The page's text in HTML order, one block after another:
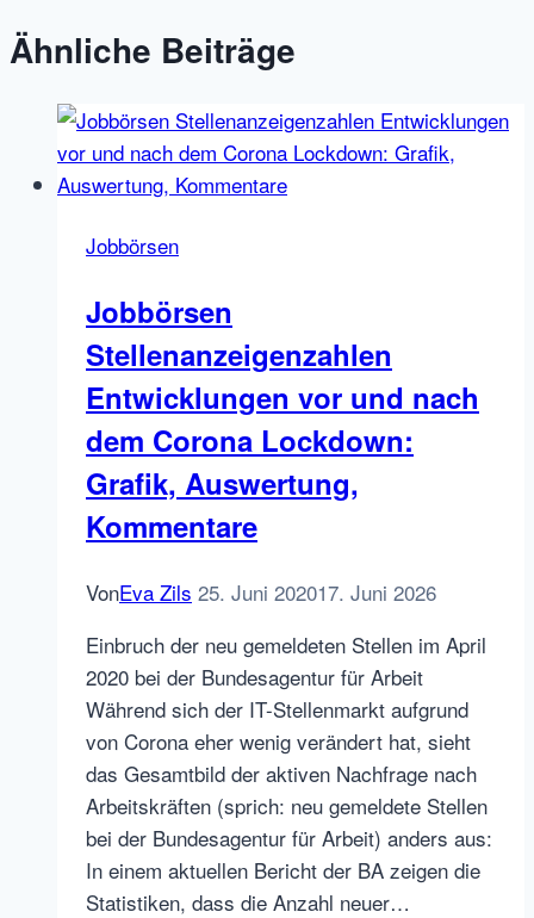
Ähnliche Beiträge
Jobbörsen
Jobbörsen
Stellenanzeigenzahlen
Entwicklungen vor und nach
dem Corona Lockdown:
Grafik, Auswertung,
Kommentare
VonEva Zils 25. Juni 202017. Juni 2026
Einbruch der neu gemeldeten Stellen im April
2020 bei der Bundesagentur für Arbeit
Während sich der IT-Stellenmarkt aufgrund
von Corona eher wenig verändert hat, sieht
das Gesamtbild der aktiven Nachfrage nach
Arbeitskräften (sprich: neu gemeldete Stellen
bei der Bundesagentur für Arbeit) anders aus:
In einem aktuellen Bericht der BA zeigen die
Statistiken, dass die Anzahl neuer…